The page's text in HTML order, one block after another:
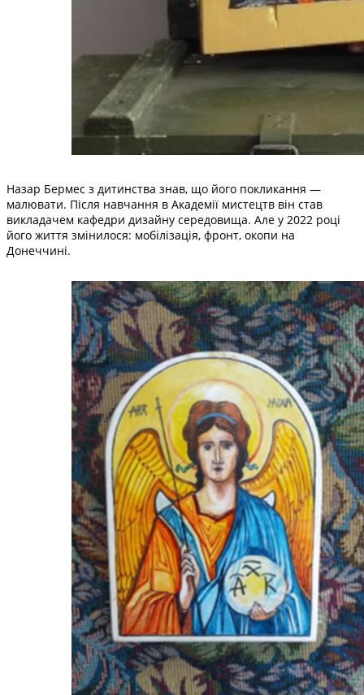
Назар Бермес з дитинства знав, що його покликання —
малювати. Після навчання в Академії мистецтв він став
викладачем кафедри дизайну середовища. Але у 2022 році
його життя змінилося: мобілізація, фронт, окопи на
Донеччині.